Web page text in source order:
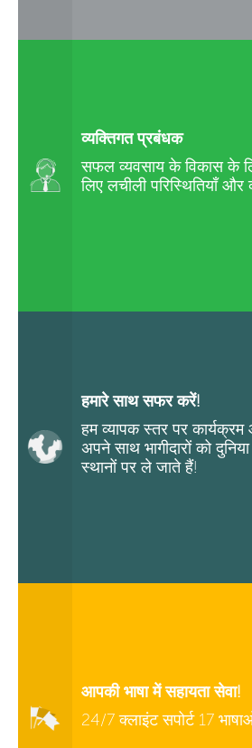
व्यक्तिगत प्रबंधक
सफल व्यवसाय के विकास के
लिए लचीली परिस्थितियाँ और
हमारे साथ सफर करें!
हम व्यापक स्तर पर
अपने साथ भागीदारों को
स्थानों पर ले जाते हैं!
आपकी भाषा में सहायता सेवा!
24/7 क्लाइंट सपोर्ट 17